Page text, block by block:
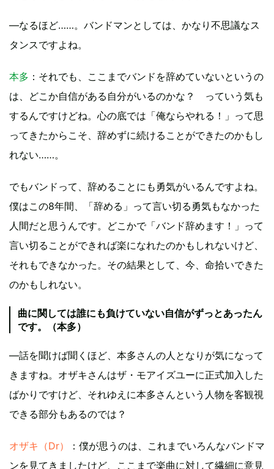
—なるほど……。バンドマンとしては、かなり不思議なス
タンスですよね。
本多 ：それでも、ここまでバンドを辞めていないというの
は、どこか自信がある自分がいるのかな？ っていう気も
するんですけどね。心の底では「俺ならやれる！」って思
ってきたからこそ、辞めずに続けることができたのかもし
れない……。
でもバンドって、辞めることにも勇気がいるんですよね。
僕はこの8年間、「辞める」って言い切る勇気もなかった
人間だと思うんです。どこかで「バンド辞めます！」って
言い切ることができれば楽になれたのかもしれないけど、
それもできなかった。その結果として、今、命拾いできた
のかもしれない。
曲に関しては誰にも負けていない自信がずっとあったん
です。（本多）
—話を聞けば聞くほど、本多さんの人となりが気になって
きますね。オザキさんはザ・モアイズユーに正式加入した
ばかりですけど、それゆえに本多さんという人物を客観視
できる部分もあるのでは？
オザキ（Dr）
：僕が思うのは、これまでいろんなバンドマ
ンを見てきましたけど、ここまで楽曲に対して繊細に意見